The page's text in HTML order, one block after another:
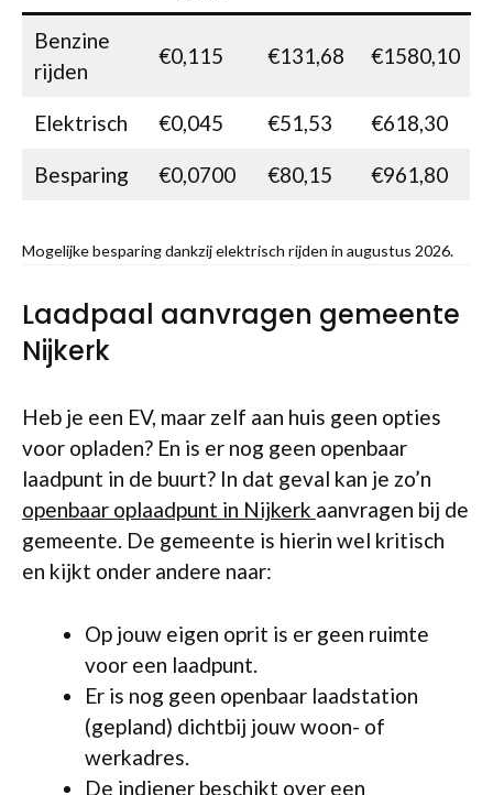
Benzine
rijden
€0,115 €131,68 €1580,10
Elektrisch €0,045 €51,53 €618,30
Besparing €0,0700 €80,15 €961,80
Mogelijke besparing dankzij elektrisch rijden in augustus 2026.
Laadpaal aanvragen gemeente
Nijkerk
Heb je een EV, maar zelf aan huis geen opties
voor opladen? En is er nog geen openbaar
laadpunt in de buurt? In dat geval kan je zo’n
openbaar oplaadpunt in Nijkerk aanvragen bij de
gemeente. De gemeente is hierin wel kritisch
en kijkt onder andere naar:
Op jouw eigen oprit is er geen ruimte
voor een laadpunt.
Er is nog geen openbaar laadstation
(gepland) dichtbij jouw woon- of
werkadres.
De indiener beschikt over een